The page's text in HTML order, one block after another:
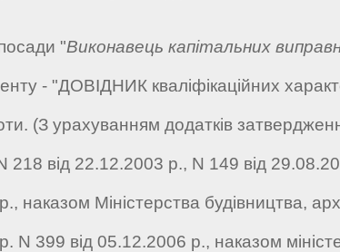
"Виконавець капітальних
- "ДОВІДНИК кваліфікаційних
(З урахуванням додатків
218 від 22.12.2003 р., N 149 від
наказом Міністерства будівництва,
N 399 від 05.12.2006 р., наказом